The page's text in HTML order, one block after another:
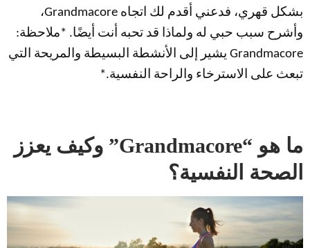
بشكل قهري، فدعني أقدم لك اتجاه Grandmacore،
وأشرح سبب حبي له ولماذا قد تحبه أنت أيضًا. *ملاحظة:
Grandmacore يشير إلى الأنشطة البسيطة والمريحة التي
تبعث على الاسترخاء والراحة النفسية.*
ما هو “Grandmacore” وكيف يعزز
الصحة النفسية؟